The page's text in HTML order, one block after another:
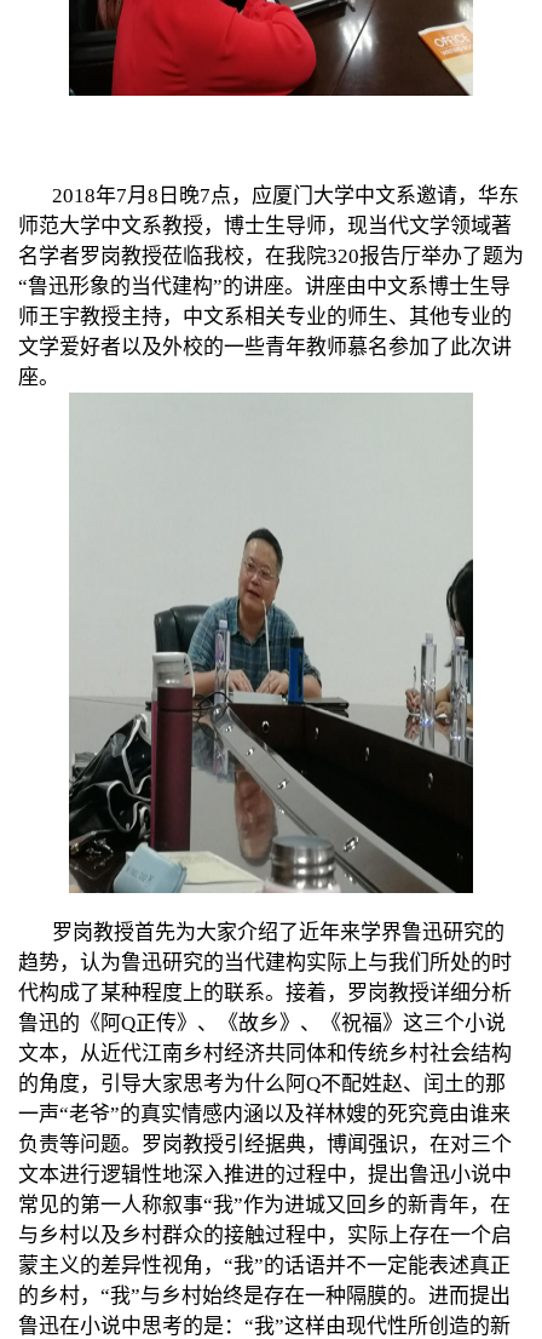
2018年7月 8 日晚7点，应厦门大学中文系邀请，华东
师范大学中文系教授，博士生导师，现当代文学领域著
名学者罗岗教授莅临我校，在我院320报告厅举办了题为
“鲁迅形象的当代建构”的讲座。 讲座由中文系博士生导
师王宇教授主持，中文系相关专业的师生、其他专业的
文学爱好者以及外校的一些青年教师慕名参加了此次讲
座。
罗岗教授首先为大家介绍了近年来学界鲁迅研究的
趋势，认为鲁迅研究的当代建构实际上与我们所处的时
代构成了某种程度上的联系。接着，罗岗教授详细分析
鲁迅的《阿Q正传》、《故乡》、《祝福》这三个小说
文本，从近代江南乡村经济共同体和传统乡村社会结构
的角度，引导大家思考为什么阿Q不配姓赵、闰土的那
一声“老爷”的真实情感内涵以及祥林嫂的死究竟由谁来
负责等问题。罗岗教授引经据典，博闻强识，在对三个
文本进行逻辑性地深入推进的过程中，提出鲁迅小说中
常见的第一人称叙事“我”作为进城又回乡的新青年，在
与乡村以及乡村群众的接触过程中，实际上存在一个启
蒙主义的差异性视角，“我”的话语并不一定能表述真正
的乡村，“我”与乡村始终是存在一种隔膜的。进而提出
鲁迅在小说中思考的是：“我”这样由现代性所创造的新